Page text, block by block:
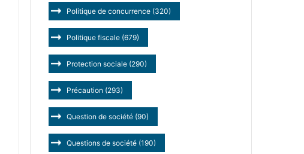
Politique de concurrence (320)
Politique fiscale (679)
Protection sociale (290)
Précaution (293)
Question de société (90)
Questions de société (190)